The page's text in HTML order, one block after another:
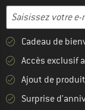
Adresse e-mail
Entrez votre
Cadeau de
Accès exclusif
Ajout de
Surprise